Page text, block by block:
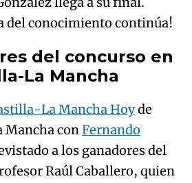
La Mancha
Mancha conFernando
a los ganadores del
Raúl Caballero, quien
los alumnos Carmen,
todo el programa.
salió mal.
please try again later.